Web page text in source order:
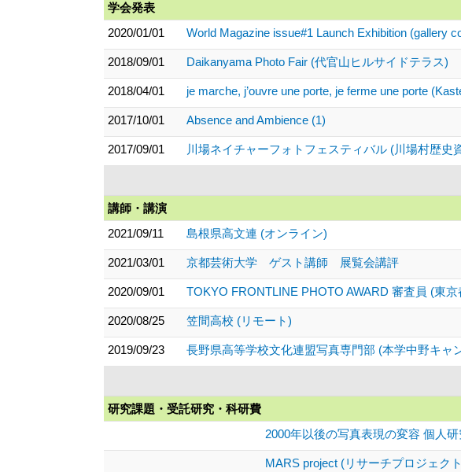
学会発表
2020/01/01
World Magazine issue#1 Launch Exhibition (gallery
2018/09/01 Daikanyama Photo Fair (代官山ヒルサイドテラス)
2018/04/01 je marche, j’ouvre une porte, je ferme une porte
2017/10/01 Absence and Ambience (1)
2017/09/01 川場ネイチャーフォトフェスティバル (川場村歴史
講師・講演
2021/09/11
島根県高文連 (オンライン)
2021/03/01 京都芸術大学 ゲスト講師 展覧会講評
2020/09/01 TOKYO FRONTLINE PHOTO AWARD 審査員 (東京
2020/08/25 笠間高校 (リモート)
2019/09/23 長野県高等学校文化連盟写真専門部 (本学中野キャ
研究課題・受託研究・科研費
2000年以後の写真表現の変容 個人研
MARS project (リサーチプロジェク